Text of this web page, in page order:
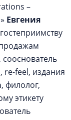
–
Евгения
, сооснователь
re-feel, издания
, филолог,
этикету